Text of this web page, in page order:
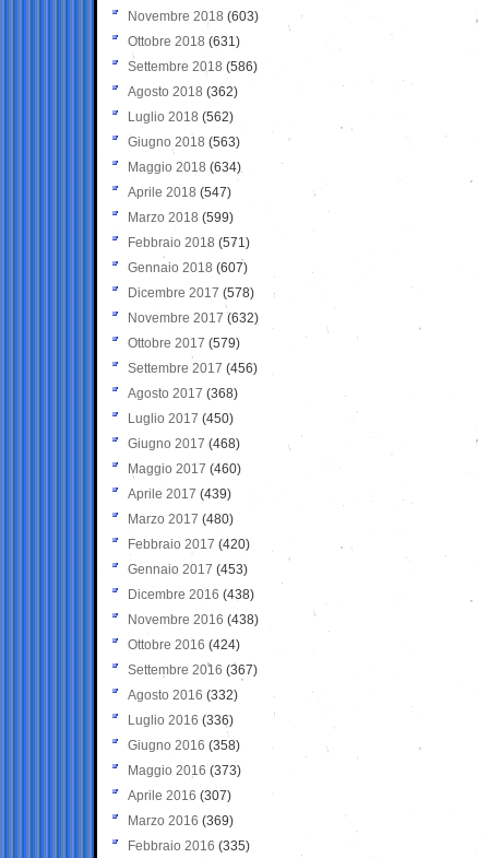
Novembre 2018 (603)
Ottobre 2018 (631)
Settembre 2018 (586)
Agosto 2018 (362)
Luglio 2018 (562)
Giugno 2018 (563)
Maggio 2018 (634)
Aprile 2018 (547)
Marzo 2018 (599)
Febbraio 2018 (571)
Gennaio 2018 (607)
Dicembre 2017 (578)
Novembre 2017 (632)
Ottobre 2017 (579)
Settembre 2017 (456)
Agosto 2017 (368)
Luglio 2017 (450)
Giugno 2017 (468)
Maggio 2017 (460)
Aprile 2017 (439)
Marzo 2017 (480)
Febbraio 2017 (420)
Gennaio 2017 (453)
Dicembre 2016 (438)
Novembre 2016 (438)
Ottobre 2016 (424)
Settembre 2016 (367)
Agosto 2016 (332)
Luglio 2016 (336)
Giugno 2016 (358)
Maggio 2016 (373)
Aprile 2016 (307)
Marzo 2016 (369)
Febbraio 2016 (335)